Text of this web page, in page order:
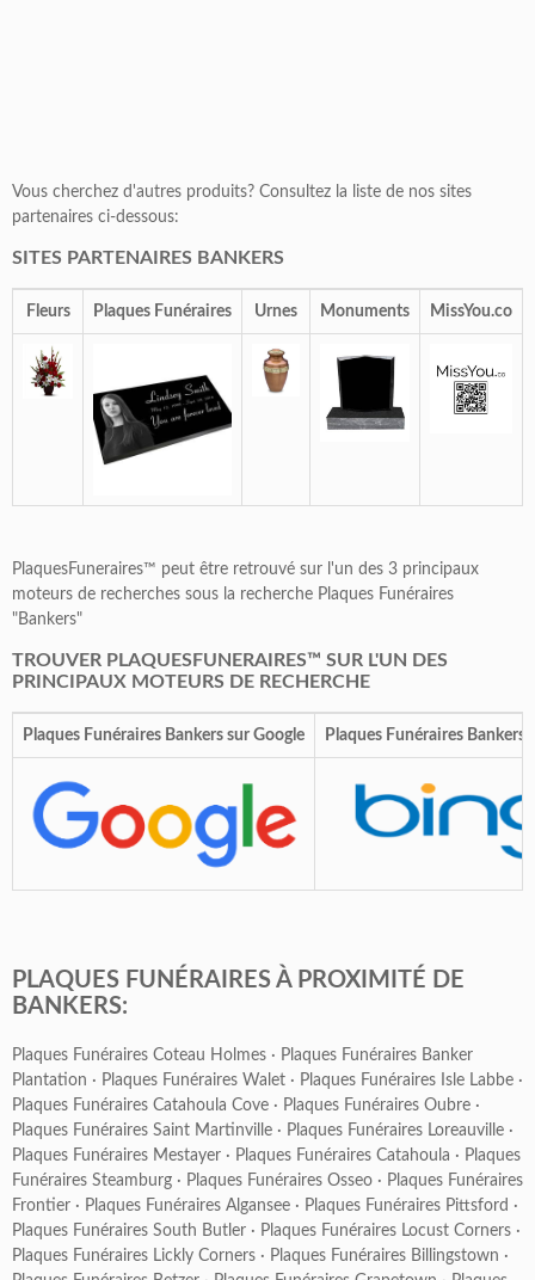
Vous cherchez d'autres produits? Consultez la liste de nos sites
partenaires ci-dessous:
SITES PARTENAIRES BANKERS
Fleurs Plaques Funéraires Urnes Monuments MissYou.co
PlaquesFuneraires™ peut être retrouvé sur l'un des 3 principaux
moteurs de recherches sous la recherche Plaques Funéraires
"Bankers"
TROUVER PLAQUESFUNERAIRES™ SUR L'UN DES
PRINCIPAUX MOTEURS DE RECHERCHE
Plaques Funéraires Bankers sur Google Plaques Funéraires Bankers
PLAQUES FUNÉRAIRES À PROXIMITÉ DE
BANKERS:
Plaques Funéraires Coteau Holmes · Plaques Funéraires Banker
Plantation · Plaques Funéraires Walet · Plaques Funéraires Isle Labbe ·
Plaques Funéraires Catahoula Cove · Plaques Funéraires Oubre ·
Plaques Funéraires Saint Martinville · Plaques Funéraires Loreauville ·
Plaques Funéraires Mestayer · Plaques Funéraires Catahoula · Plaques
Funéraires Steamburg · Plaques Funéraires Osseo · Plaques Funéraires
Frontier · Plaques Funéraires Algansee · Plaques Funéraires Pittsford ·
Plaques Funéraires South Butler · Plaques Funéraires Locust Corners ·
Plaques Funéraires Lickly Corners · Plaques Funéraires Billingstown ·